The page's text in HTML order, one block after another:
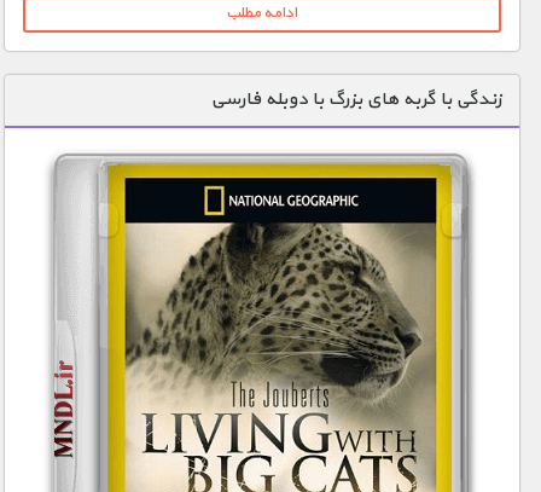
ادامه مطلب
زندگی با گربه های بزرگ با دوبله فارسی